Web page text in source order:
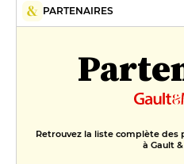
PARTENAIRES
Retrouvez la liste complète
à Gault